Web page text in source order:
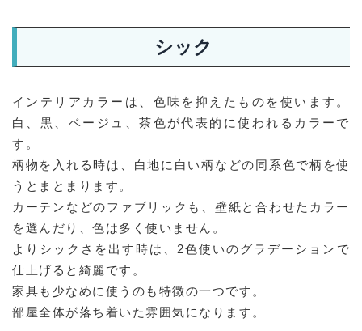
シック
インテリアカラーは、色味を抑えたものを使います。
白、黒、ベージュ、茶色が代表的に使われるカラーで
す。
柄物を入れる時は、白地に白い柄などの同系色で柄を使
うとまとまります。
カーテンなどのファブリックも、壁紙と合わせたカラー
を選んだり、色は多く使いません。
よりシックさを出す時は、2色使いのグラデーションで
仕上げると綺麗です。
家具も少なめに使うのも特徴の一つです。
部屋全体が落ち着いた雰囲気になります。